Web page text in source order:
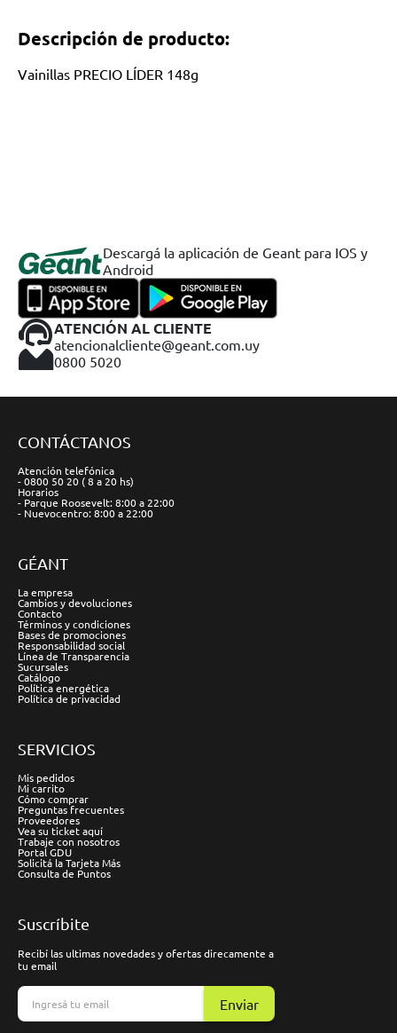
Descripción de producto:
Vainillas PRECIO LÍDER 148g
Descargá la aplicación de Geant para IOS y
Android
ATENCIÓN AL CLIENTE
atencionalcliente@geant.com.uy
0800 5020
CONTÁCTANOS
Atención telefónica
- 0800 50 20 ( 8 a 20 hs)
Horarios
- Parque Roosevelt: 8:00 a 22:00
- Nuevocentro: 8:00 a 22:00
GÉANT
La empresa
Cambios y devoluciones
Contacto
Términos y condiciones
Bases de promociones
Responsabilidad social
Línea de Transparencia
Sucursales
Catálogo
Política energética
Política de privacidad
SERVICIOS
Mis pedidos
Mi carrito
Cómo comprar
Preguntas frecuentes
Proveedores
Vea su ticket aquí
Trabaje con nosotros
Portal GDU
Solicitá la Tarjeta Más
Consulta de Puntos
Suscríbite
Recibí las ultimas novedades y ofertas direcamente a
tu email
Enviar